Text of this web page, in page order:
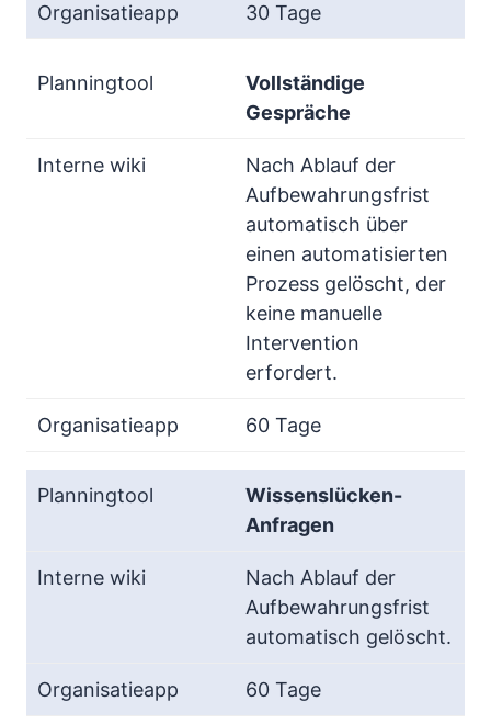
30 Tage
Vollständige
Gespräche
Nach Ablauf der
Aufbewahrungsfrist
automatisch über
einen automatisierten
Prozess gelöscht, der
keine manuelle
Intervention
erfordert.
60 Tage
Wissenslücken-
Anfragen
Nach Ablauf der
Aufbewahrungsfrist
automatisch gelöscht.
60 Tage